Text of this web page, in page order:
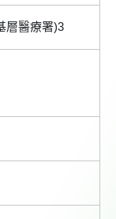
層醫療署)3